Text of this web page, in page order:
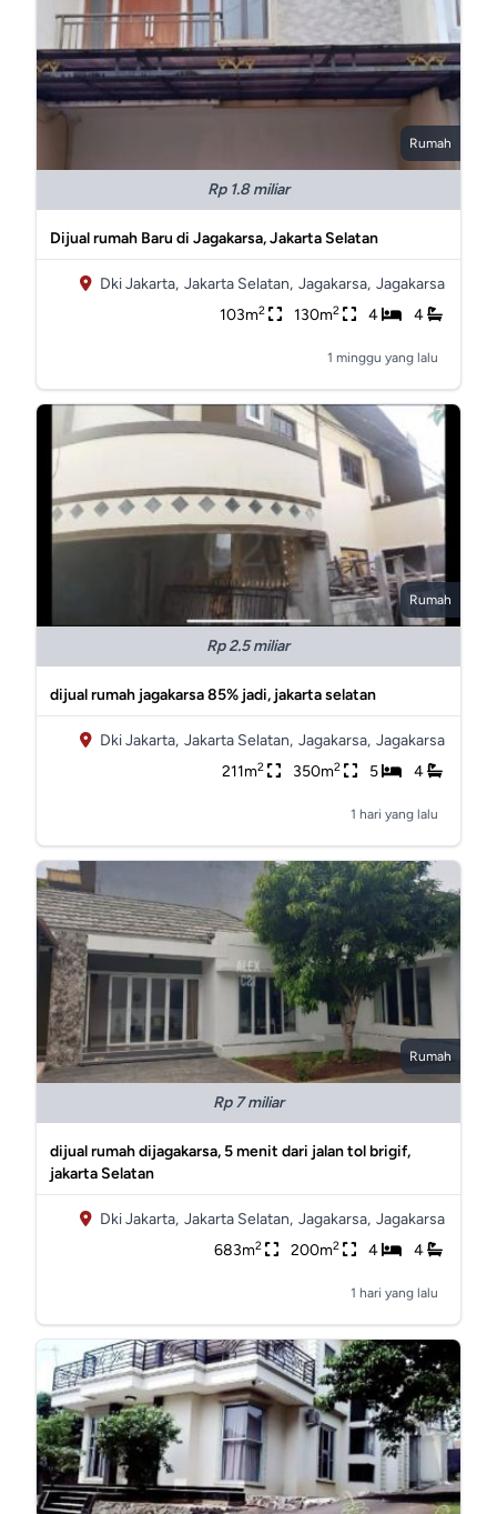
Rumah
Rp 1.8 miliar
Dijual rumah Baru di Jagakarsa, Jakarta Selatan
Dki Jakarta, Jakarta Selatan, Jagakarsa, Jagakarsa
103m2 130m2 4 4
1 minggu yang lalu
Rumah
Rp 2.5 miliar
dijual rumah jagakarsa 85% jadi, jakarta selatan
Dki Jakarta, Jakarta Selatan, Jagakarsa, Jagakarsa
211m2 350m2 5 4
1 hari yang lalu
Rumah
Rp 7 miliar
dijual rumah dijagakarsa, 5 menit dari jalan tol brigif,
jakarta Selatan
Dki Jakarta, Jakarta Selatan, Jagakarsa, Jagakarsa
683m2 200m2 4 4
1 hari yang lalu